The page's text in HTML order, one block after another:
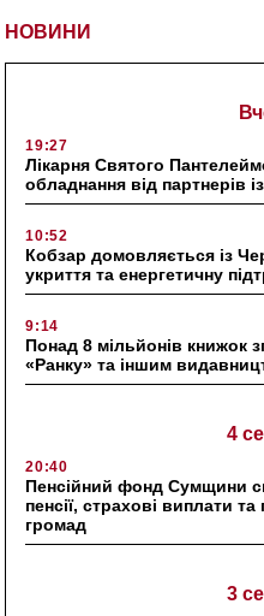
НОВИНИ
19:27
Лікарня Святого
обладнання від партнерів
10:52
Кобзар домовляється із
укриття та енергетичну
9:14
Понад 8 мільйонів книжок
«Ранку» та іншим
4
20:40
Пенсійний фонд Сумщини
пенсії, страхові виплати
громад
3